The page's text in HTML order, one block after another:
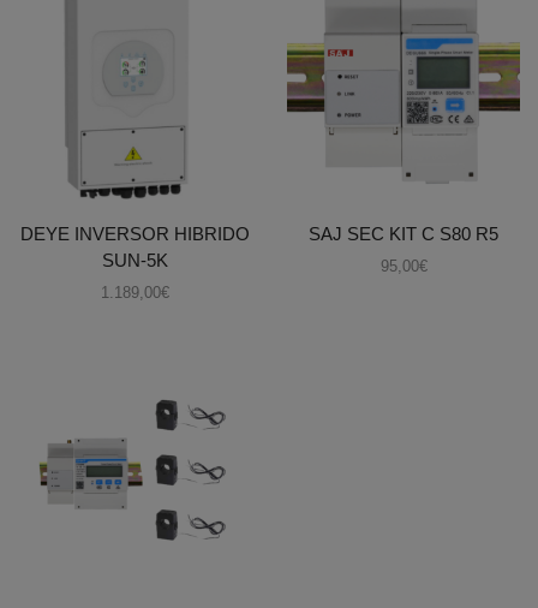
DEYE INVERSOR HIBRIDO
SUN-5K
1.189,00€
SAJ SEC KIT C S80 R5
95,00€